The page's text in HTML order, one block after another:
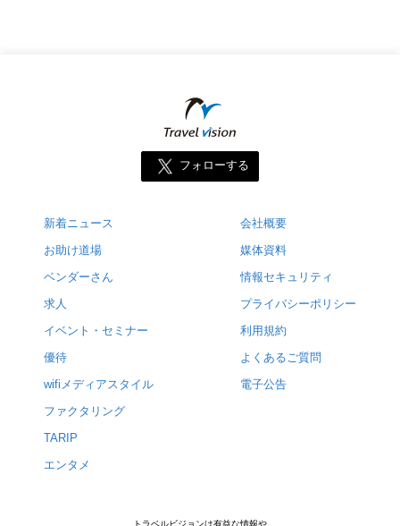
フォローする
新着ニュース
お助け道場
ベンダーさん
求人
イベント・セミナー
優待
wifiメディアスタイル
ファクタリング
TARIP
エンタメ
会社概要
媒体資料
情報セキュリティ
プライバシーポリシー
利用規約
よくあるご質問
電子公告
トラベルビジョンは有益な情報や